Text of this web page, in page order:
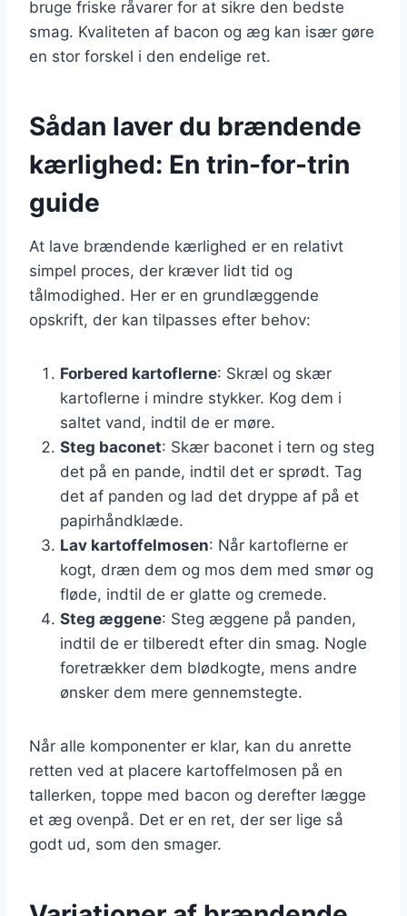
bruge friske råvarer for at sikre den bedste
smag. Kvaliteten af bacon og æg kan især gøre
en stor forskel i den endelige ret.
Sådan laver du brændende
kærlighed: En trin-for-trin
guide
At lave brændende kærlighed er en relativt
simpel proces, der kræver lidt tid og
tålmodighed. Her er en grundlæggende
opskrift, der kan tilpasses efter behov:
Forbered kartoflerne: Skræl og skær
kartoflerne i mindre stykker. Kog dem i
saltet vand, indtil de er møre.
Steg baconet: Skær baconet i tern og steg
det på en pande, indtil det er sprødt. Tag
det af panden og lad det dryppe af på et
papirhåndklæde.
Lav kartoffelmosen: Når kartoflerne er
kogt, dræn dem og mos dem med smør og
fløde, indtil de er glatte og cremede.
Steg æggene: Steg æggene på panden,
indtil de er tilberedt efter din smag. Nogle
foretrækker dem blødkogte, mens andre
ønsker dem mere gennemstegte.
Når alle komponenter er klar, kan du anrette
retten ved at placere kartoffelmosen på en
tallerken, toppe med bacon og derefter lægge
et æg ovenpå. Det er en ret, der ser lige så
godt ud, som den smager.